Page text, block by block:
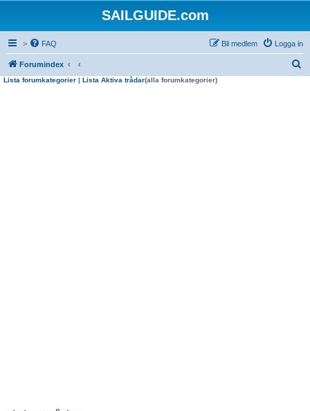
SAILGUIDE.com
> FAQ Logga in
Bli medlem
Forumindex
Lista forumkategorier | Lista Aktiva trådar(alla forumkategorier)